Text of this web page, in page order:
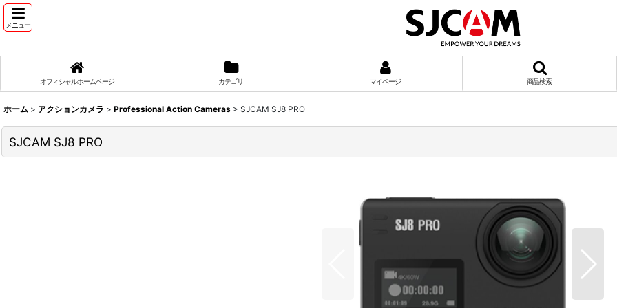
メニュー
オフィシャルホームページ カテゴリ マイページ 商品検索
ホーム > アクションカメラ > Professional Action Cameras > SJCAM SJ8 PRO
SJCAM SJ8 PRO